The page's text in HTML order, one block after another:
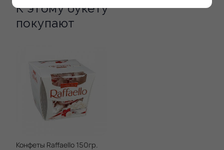
К этому букету
покупают
Конфеты Raffaello 150гр.